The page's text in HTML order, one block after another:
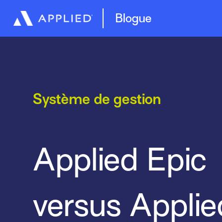
Blogue
Système de gestion
Applied Epic
versus